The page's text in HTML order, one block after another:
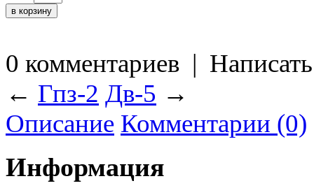
0 комментариев |
← Гпз-2 Дв-5 →
Описание Комментарии (0)
Информация